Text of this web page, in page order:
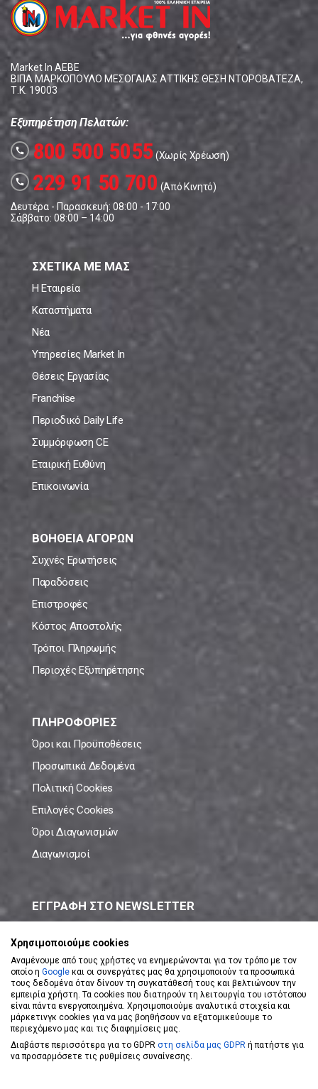
Market In ΑΕΒΕ
ΒΙΠΑ ΜΑΡΚΟΠΟΥΛΟ ΜΕΣΟΓΑΙΑΣ ΑΤΤΙΚΗΣ ΘΕΣΗ ΝΤΟΡΟΒΑΤΕΖΑ,
Τ.Κ. 19003
Εξυπηρέτηση Πελατών:
call 800 500 5055(Χωρίς Χρέωση)
call 229 91 50 700 (Από Κινητό)
Δευτέρα - Παρασκευή: 08:00 - 17:00
Σάββατο: 08:00 – 14:00
ΣΧΕΤΙΚΑ ΜΕ ΜΑΣ
Η Εταιρεία
Καταστήματα
Νέα
Υπηρεσίες Market In
Θέσεις Εργασίας
Franchise
Περιοδικό Daily Life
Συμμόρφωση CE
Εταιρική Ευθύνη
Επικοινωνία
ΒΟΗΘΕΙΑ ΑΓΟΡΩΝ
Συχνές Ερωτήσεις
Παραδόσεις
Επιστροφές
Κόστος Αποστολής
Τρόποι Πληρωμής
Περιοχές Εξυπηρέτησης
ΠΛΗΡΟΦΟΡΙΕΣ
Όροι και Προϋποθέσεις
Προσωπικά Δεδομένα
Πολιτική Cookies
Επιλογές Cookies
Όροι Διαγωνισμών
Διαγωνισμοί
ΕΓΓΡΑΦΗ ΣΤΟ NEWSLETTER
ΕΓΓΡΑΦΗ ΣΤΟ NEWSLETTER
Αποδέχομαι τουςΌρους Χρήσης
Χρησιμοποιούμε cookies
Αναμένουμε από τους χρήστες να ενημερώνονται για τον τρόπο με τον
οποίο η Google και οι συνεργάτες μας θα χρησιμοποιούν τα προσωπικά
τους δεδομένα όταν δίνουν τη συγκατάθεσή τους και βελτιώνουν την
εμπειρία χρήστη. Τα cookies που διατηρούν τη λειτουργία του ιστότοπου
είναι πάντα ενεργοποιημένα. Χρησιμοποιούμε αναλυτικά στοιχεία και
μάρκετινγκ cookies για να μας βοηθήσουν να εξατομικεύουμε το
περιεχόμενο μας και τις διαφημίσεις μας.
Διαβάστε περισσότερα για το GDPR στη σελίδα μας GDPR ή πατήστε για
να προσαρμόσετε τις ρυθμίσεις συναίνεσης.